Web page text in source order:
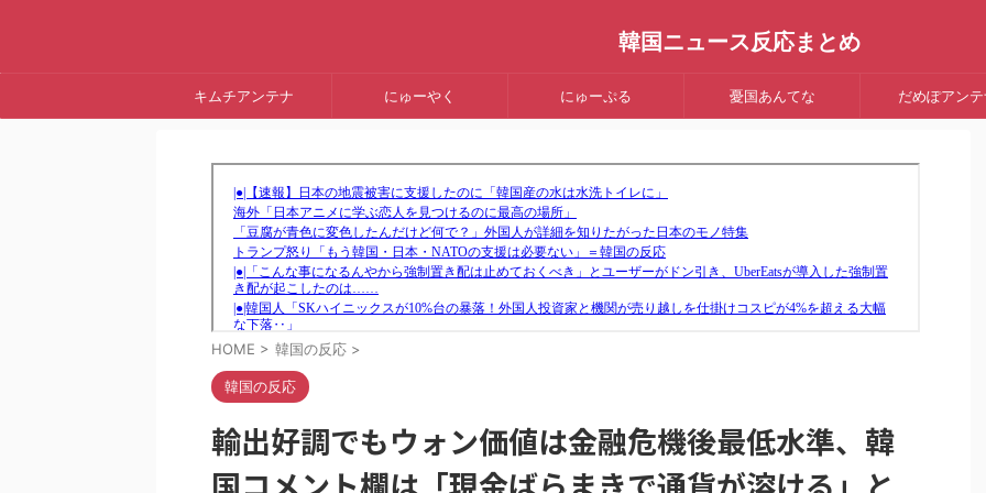
韓国ニュース反応まとめ
キムチアンテナ にゅーやく にゅーぷる 憂国あんてな だめぽアンテ
HOME > 韓国の反応 >
韓国の反応
輸出好調でもウォン価値は金融危機後最低水準、韓